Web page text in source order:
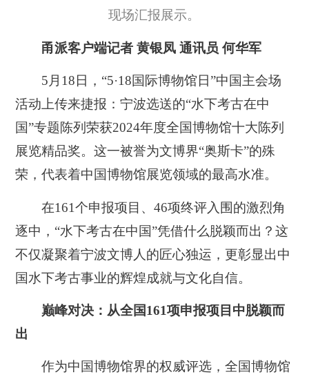
现场汇报展示。
甬派客户端记者 黄银凤 通讯员 何华军
5月18日，“5·18国际博物馆日”中国主会场
活动上传来捷报：宁波选送的“水下考古在中
国”专题陈列荣获2024年度全国博物馆十大陈列
展览精品奖。这一被誉为文博界“奥斯卡”的殊
荣，代表着中国博物馆展览领域的最高水准。
在161个申报项目、46项终评入围的激烈角
逐中，“水下考古在中国”凭借什么脱颖而出？这
不仅凝聚着宁波文博人的匠心独运，更彰显出中
国水下考古事业的辉煌成就与文化自信。
巅峰对决：从全国161项申报项目中脱颖而
出
作为中国博物馆界的权威评选，全国博物馆